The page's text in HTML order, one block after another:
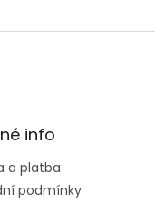
info
a platba
podmínky